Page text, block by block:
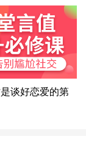
3分钟前
咨询，已获得专属
28分钟前
谈好恋爱的第